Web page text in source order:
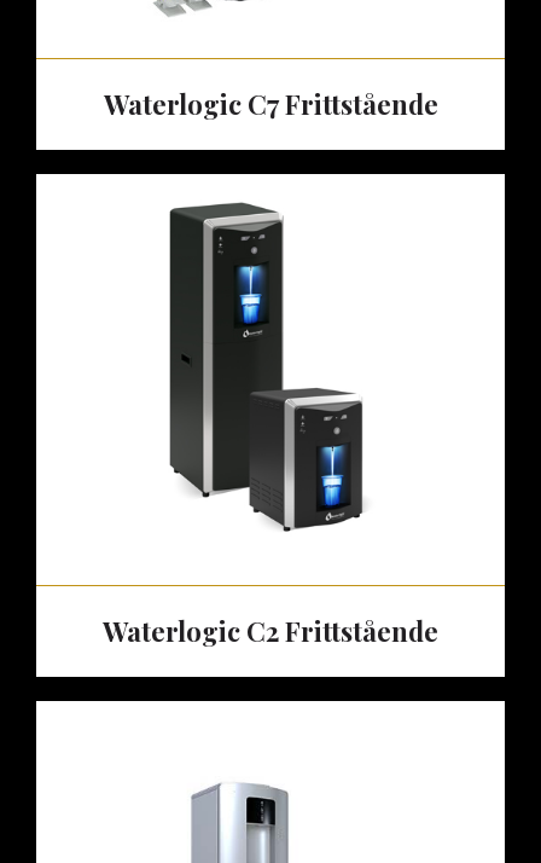
Waterlogic C7 Frittstående
Waterlogic C2 Frittstående